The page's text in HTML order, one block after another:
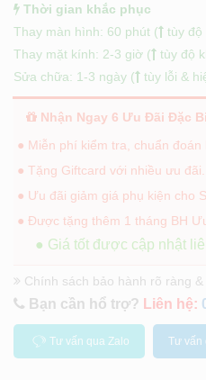
Thời gian khắc phục
Thay màn hình: 60 phút (
tùy độ
Thay mặt kính: 2-3 giờ (
tùy độ
Sửa chữa: 1-3 ngày (
tùy lỗi &
Nhận Ngay 6 Ưu Đãi Đặc
● Miễn phí kiểm tra, chuẩn đoán
● Tặng Giftcard với nhiều ưu đãi.
● Ưu đãi giảm giá phụ kiện cho
● Được tặng thêm 1 tháng BH
● Giá tốt được cập nhật
Chính sách bảo hành rõ ràng &
Bạn cần hổ trợ? Liên hệ:
Tư vấn qua Zalo Tư vấn